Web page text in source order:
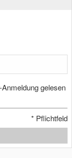
gelesen
* Pflichtfeld